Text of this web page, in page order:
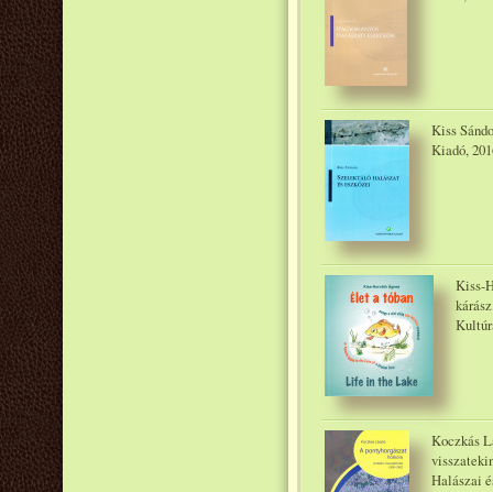
Kiss
Kiadó,
Kiss-
Koczkás
Halászai